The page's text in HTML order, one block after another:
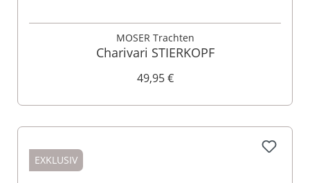
MOSER Trachten
Charivari STIERKOPF
49,95 €
EXKLUSIV